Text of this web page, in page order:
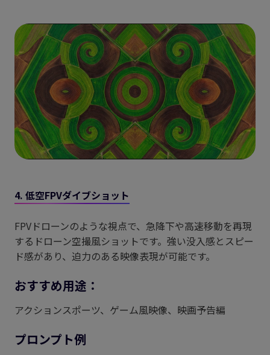
4. 低空FPVダイブショット
FPVドローンのような視点で、急降下や高速移動を再現
するドローン空撮風ショットです。強い没入感とスピー
ド感があり、迫力のある映像表現が可能です。
おすすめ用途：
アクションスポーツ、ゲーム風映像、映画予告編
プロンプト例